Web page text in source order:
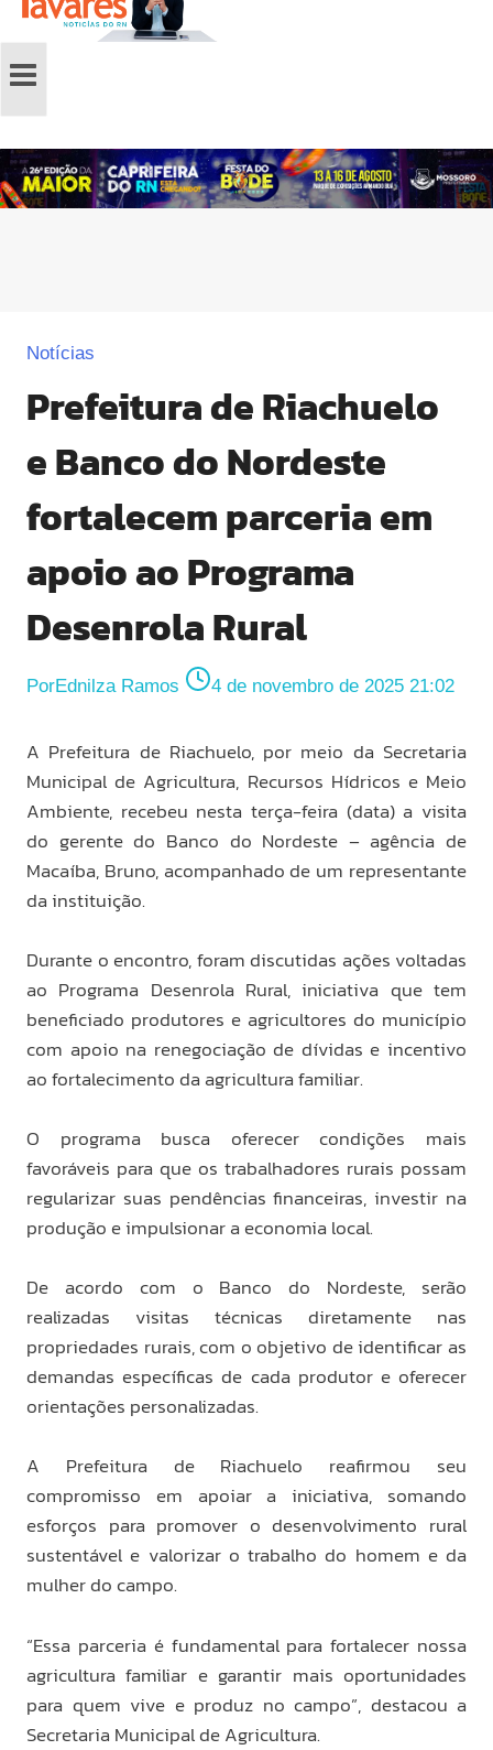
Notícias
Prefeitura de Riachuelo
e Banco do Nordeste
fortalecem parceria em
apoio ao Programa
Desenrola Rural
PorEdnilza Ramos 4 de novembro de 2025 21:02
A Prefeitura de Riachuelo, por meio da Secretaria
Municipal de Agricultura, Recursos Hídricos e Meio
Ambiente, recebeu nesta terça-feira (data) a visita
do gerente do Banco do Nordeste – agência de
Macaíba, Bruno, acompanhado de um representante
da instituição.
Durante o encontro, foram discutidas ações voltadas
ao Programa Desenrola Rural, iniciativa que tem
beneficiado produtores e agricultores do município
com apoio na renegociação de dívidas e incentivo
ao fortalecimento da agricultura familiar.
O programa busca oferecer condições mais
favoráveis para que os trabalhadores rurais possam
regularizar suas pendências financeiras, investir na
produção e impulsionar a economia local.
De acordo com o Banco do Nordeste, serão
realizadas visitas técnicas diretamente nas
propriedades rurais, com o objetivo de identificar as
demandas específicas de cada produtor e oferecer
orientações personalizadas.
A Prefeitura de Riachuelo reafirmou seu
compromisso em apoiar a iniciativa, somando
esforços para promover o desenvolvimento rural
sustentável e valorizar o trabalho do homem e da
mulher do campo.
“Essa parceria é fundamental para fortalecer nossa
agricultura familiar e garantir mais oportunidades
para quem vive e produz no campo”, destacou a
Secretaria Municipal de Agricultura.